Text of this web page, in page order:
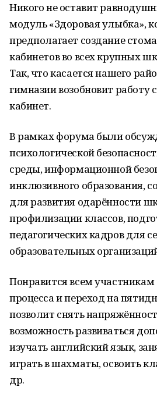
Никого не оставит
модуль «Здоровая улыбка»,
предполагает создание
кабинетов во всех крупных
Так, что касается нашего
гимназии возобновит работу
кабинет.
В рамках форума были
психологической
среды, информационной
инклюзивного образования,
для развития одарённости
профилизации классов,
педагогических кадров для
образовательных
Понравится всем участникам
процесса и переход на
позволит снять
возможность развиваться
изучать английский язык,
играть в шахматы, освоить
др.